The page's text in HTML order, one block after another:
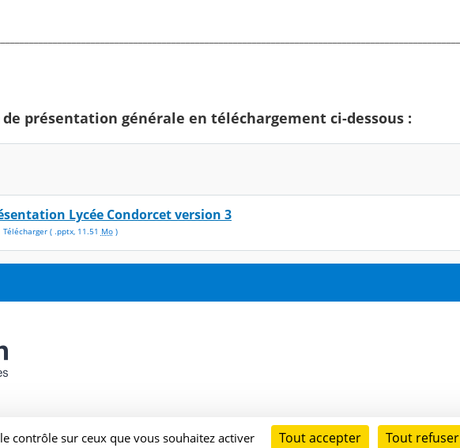
présentation générale en téléchargement ci-dessous :
Lycée Condorcet version 3
Télécharger( .pptx, 11.51 Mo)
contrôle sur ceux que vous souhaitez activer Tout accepter Tout refuser